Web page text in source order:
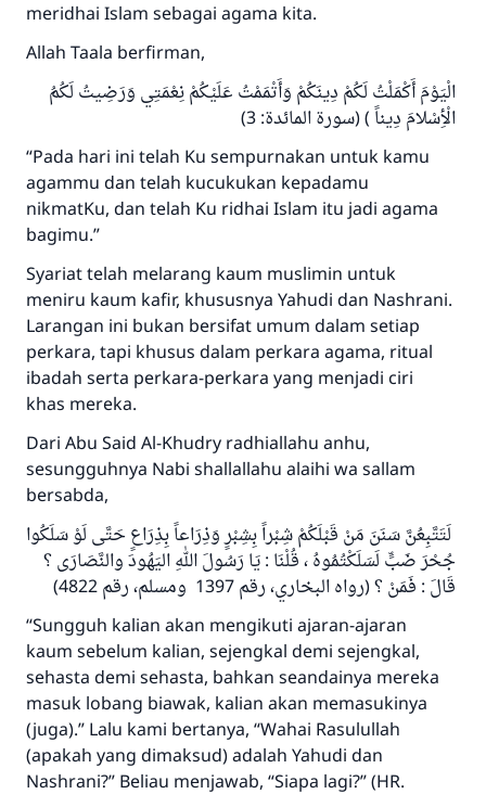
meridhai Islam sebagai agama kita.
Allah Taala berfirman,
الْيَوْمَ أَكْمَلْتُ لَكُمْ دِينَكُمْ وَأَتْمَمْتُ عَلَيْكُمْ نِعْمَتِي وَرَضِيتُ لَكُمُ
الْأِسْلامَ دِيناً ) (سورة المائدة: 3)
“Pada hari ini telah Ku sempurnakan untuk kamu
agammu dan telah kucukukan kepadamu
nikmatKu, dan telah Ku ridhai Islam itu jadi agama
bagimu.”
Syariat telah melarang kaum muslimin untuk
meniru kaum kafir, khususnya Yahudi dan Nashrani.
Larangan ini bukan bersifat umum dalam setiap
perkara, tapi khusus dalam perkara agama, ritual
ibadah serta perkara-perkara yang menjadi ciri
khas mereka.
Dari Abu Said Al-Khudry radhiallahu anhu,
sesungguhnya Nabi shallallahu alaihi wa sallam
bersabda,
لَتَتَّبِعُنَّ سَنَنَ مَنْ قَبْلَكُمْ شِبْراً بِشِبْرٍ وَذِرَاعاً بِذِرَاعٍ حَتَّى لَوْ سَلَكُوا
جُحْرَ ضَبٍّ لَسَلَكْتُمُوهُ ، قُلْنَا : يَا رَسُولَ اللهِ اليَهُودَ والنَّصَارَى ؟
قَالَ : فَمَنْ ؟ (رواه البخاري، رقم 1397 ومسلم، رقم 4822)
“Sungguh kalian akan mengikuti ajaran-ajaran
kaum sebelum kalian, sejengkal demi sejengkal,
sehasta demi sehasta, bahkan seandainya mereka
masuk lobang biawak, kalian akan memasukinya
(juga).” Lalu kami bertanya, “Wahai Rasulullah
(apakah yang dimaksud) adalah Yahudi dan
Nashrani?” Beliau menjawab, “Siapa lagi?” (HR.